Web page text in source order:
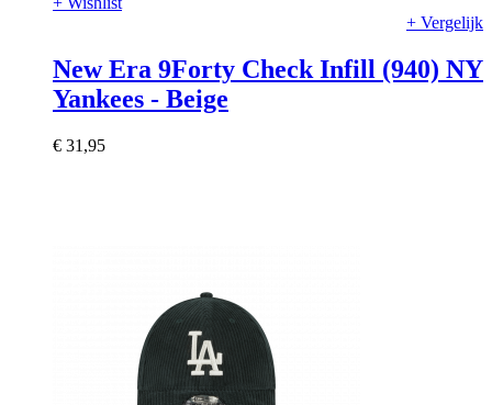
+ Vergelijk
New Era 9Forty Check Infill (940) NY
Yankees - Beige
€ 31,95